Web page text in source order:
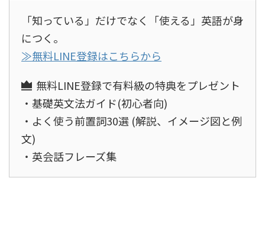
「知っている」だけでなく「使える」英語が身
につく。
≫無料LINE登録はこちらから
無料LINE登録で有料級の特典をプレゼント
・基礎英文法ガイド(初心者向)
・よく使う前置詞30選 (解説、イメージ図と例
文)
・英会話フレーズ集